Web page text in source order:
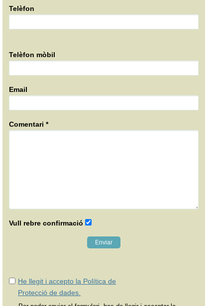
Telèfon
Telèfon mòbil
Email
Comentari *
Vull rebre confirmació
He llegit i accepto la Política de
Protecció de dades.